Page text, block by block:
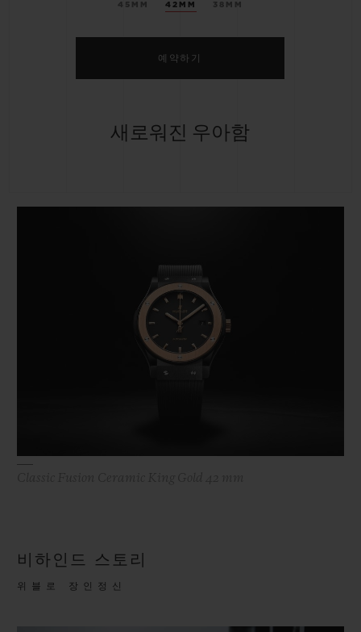
45MM 42MM 38MM
예약하기
새로워진 우아함
비하인드 스토리
위블로 장인정신